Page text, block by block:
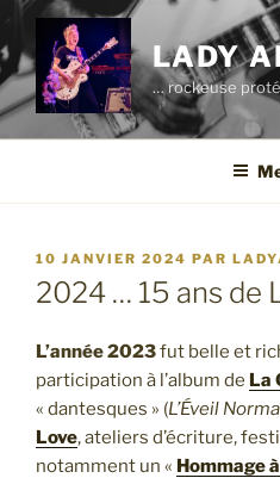
Aller
au
contenu
principal
LADY
… rockeuse
PUBLIÉ
LE
10 JANVIER 2024 PAR
2024 … 15 ans de
L’année 2023fut belle et
participation à l’album de La
« dantesques » (L’Éveil
Love, ateliers d’écriture,
notamment un « Hommage